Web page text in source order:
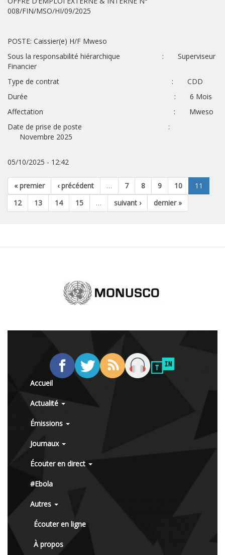
008/FIN/MSO/HI/09/2025
POSTE: Caissier(e) H/F Mweso
Sous la responsabilité hiérarchique : Superviseur
Financier
Type de contrat : CDD
Durée : 6 Mois
Affectation : Mweso
Date de prise de poste :
Novembre 2025
05/10/2025 - 12:42
« premier ‹ précédent … 7 8 9 10
11
12
13 14 15 … suivant › dernier »
Accueil
Actualité
Émissions
Journaux
Écouter en direct
#Ebola
Autres
Écouter en ligne
À propos